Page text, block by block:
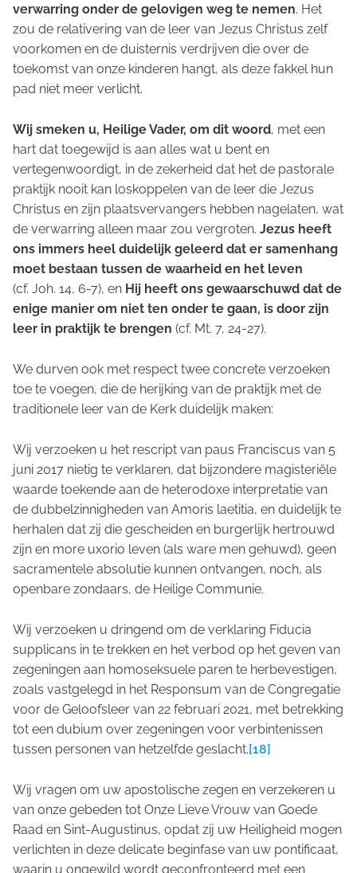
verwarring onder de gelovigen weg te nemen. Het
zou de relativering van de leer van Jezus Christus zelf
voorkomen en de duisternis verdrijven die over de
toekomst van onze kinderen hangt, als deze fakkel hun
pad niet meer verlicht.
Wij smeken u, Heilige Vader, om dit woord, met een
hart dat toegewijd is aan alles wat u bent en
vertegenwoordigt, in de zekerheid dat het de pastorale
praktijk nooit kan loskoppelen van de leer die Jezus
Christus en zijn plaatsvervangers hebben nagelaten, wat
de verwarring alleen maar zou vergroten. Jezus heeft
ons immers heel duidelijk geleerd dat er samenhang
moet bestaan tussen de waarheid en het leven
(cf. Joh. 14, 6-7), en Hij heeft ons gewaarschuwd dat de
enige manier om niet ten onder te gaan, is door zijn
leer in praktijk te brengen (cf. Mt. 7, 24-27).
We durven ook met respect twee concrete verzoeken
toe te voegen, die de herijking van de praktijk met de
traditionele leer van de Kerk duidelijk maken:
Wij verzoeken u het rescript van paus Franciscus van 5
juni 2017 nietig te verklaren, dat bijzondere magisteriële
waarde toekende aan de heterodoxe interpretatie van
de dubbelzinnigheden van Amoris laetitia, en duidelijk te
herhalen dat zij die gescheiden en burgerlijk hertrouwd
zijn en more uxorio leven (als ware men gehuwd), geen
sacramentele absolutie kunnen ontvangen, noch, als
openbare zondaars, de Heilige Communie.
Wij verzoeken u dringend om de verklaring Fiducia
supplicans in te trekken en het verbod op het geven van
zegeningen aan homoseksuele paren te herbevestigen,
zoals vastgelegd in het Responsum van de Congregatie
voor de Geloofsleer van 22 februari 2021, met betrekking
tot een dubium over zegeningen voor verbintenissen
tussen personen van hetzelfde geslacht.[18]
Wij vragen om uw apostolische zegen en verzekeren u
van onze gebeden tot Onze Lieve Vrouw van Goede
Raad en Sint-Augustinus, opdat zij uw Heiligheid mogen
verlichten in deze delicate beginfase van uw pontificaat,
waarin u ongewild wordt geconfronteerd met een